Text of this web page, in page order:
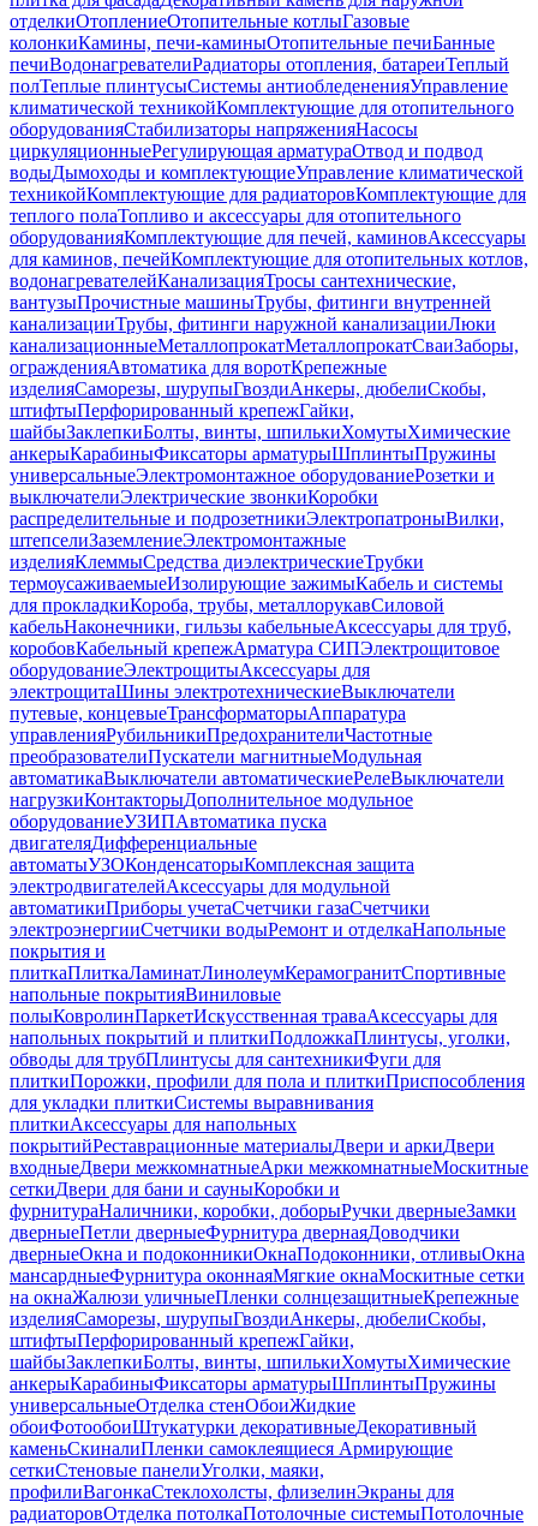
отделкиОтоплениеОтопительные котлыГазовые
колонкиКамины, печи-каминыОтопительные печиБанные
печиВодонагревателиРадиаторы отопления, батареиТеплый
полТеплые плинтусыСистемы антиобледененияУправление
климатической техникойКомплектующие для отопительного
оборудованияСтабилизаторы напряженияНасосы
циркуляционныеРегулирующая арматураОтвод и подвод
водыДымоходы и комплектующиеУправление климатической
техникойКомплектующие для радиаторовКомплектующие для
теплого полаТопливо и аксессуары для отопительного
оборудованияКомплектующие для печей, каминовАксессуары
для каминов, печейКомплектующие для отопительных котлов,
водонагревателейКанализацияТросы сантехнические,
вантузыПрочистные машиныТрубы, фитинги внутренней
канализацииТрубы, фитинги наружной канализацииЛюки
канализационныеМеталлопрокатМеталлопрокатСваиЗаборы,
огражденияАвтоматика для воротКрепежные
изделияСаморезы, шурупыГвоздиАнкеры, дюбелиСкобы,
штифтыПерфорированный крепежГайки,
шайбыЗаклепкиБолты, винты, шпилькиХомутыХимические
анкерыКарабиныФиксаторы арматурыШплинтыПружины
универсальныеЭлектромонтажное оборудованиеРозетки и
выключателиЭлектрические звонкиКоробки
распределительные и подрозетникиЭлектропатроныВилки,
штепселиЗаземлениеЭлектромонтажные
изделияКлеммыСредства диэлектрическиеТрубки
термоусаживаемыеИзолирующие зажимыКабель и системы
для прокладкиКороба, трубы, металлорукавСиловой
кабельНаконечники, гильзы кабельныеАксессуары для труб,
коробовКабельный крепежАрматура СИПЭлектрощитовое
оборудованиеЭлектрощитыАксессуары для
электрощитаШины электротехническиеВыключатели
путевые, концевыеТрансформаторыАппаратура
управленияРубильникиПредохранителиЧастотные
преобразователиПускатели магнитныеМодульная
автоматикаВыключатели автоматическиеРелеВыключатели
нагрузкиКонтакторыДополнительное модульное
оборудованиеУЗИПАвтоматика пуска
двигателяДифференциальные
автоматыУЗОКонденсаторыКомплексная защита
электродвигателейАксессуары для модульной
автоматикиПриборы учетаСчетчики газаСчетчики
электроэнергииСчетчики водыРемонт и отделкаНапольные
покрытия и
плиткаПлиткаЛаминатЛинолеумКерамогранитСпортивные
напольные покрытияВиниловые
полыКовролинПаркетИскусственная траваАксессуары для
напольных покрытий и плиткиПодложкаПлинтусы, уголки,
обводы для трубПлинтусы для сантехникиФуги для
плиткиПорожки, профили для пола и плиткиПриспособления
для укладки плиткиСистемы выравнивания
плиткиАксессуары для напольных
покрытийРеставрационные материалыДвери и аркиДвери
входныеДвери межкомнатныеАрки межкомнатныеМоскитные
сеткиДвери для бани и сауныКоробки и
фурнитураНаличники, коробки, доборыРучки дверныеЗамки
дверныеПетли дверныеФурнитура двернаяДоводчики
дверныеОкна и подоконникиОкнаПодоконники, отливыОкна
мансардныеФурнитура оконнаяМягкие окнаМоскитные сетки
на окнаЖалюзи уличныеПленки солнцезащитныеКрепежные
изделияСаморезы, шурупыГвоздиАнкеры, дюбелиСкобы,
штифтыПерфорированный крепежГайки,
шайбыЗаклепкиБолты, винты, шпилькиХомутыХимические
анкерыКарабиныФиксаторы арматурыШплинтыПружины
универсальныеОтделка стенОбоиЖидкие
обоиФотообоиШтукатурки декоративныеДекоративный
каменьСкиналиПленки самоклеящиеся Армирующие
сеткиСтеновые панелиУголки, маяки,
профилиВагонкаСтеклохолсты, флизелинЭкраны для
радиаторовОтделка потолкаПотолочные системыПотолочные